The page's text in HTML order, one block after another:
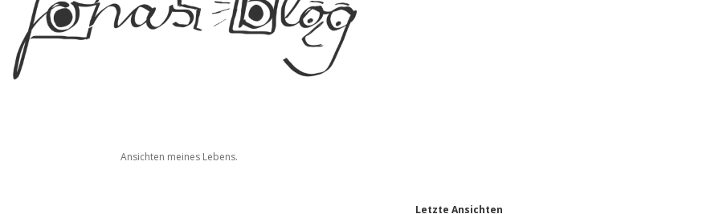
Ansichten meines Lebens.
Letzte Ansichten